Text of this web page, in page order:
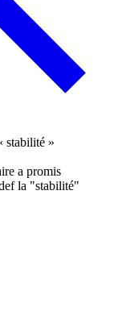
a promis
la "stabilité"